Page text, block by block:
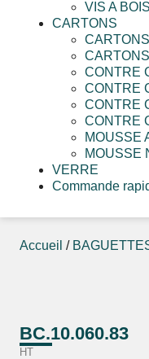
VIS A BOIS
CARTONS
CONTRE
CONTRE
CONTRE
CONTRE
MOUSSE
MOUSSE
VERRE
Commande
Accueil /
BC.10.060.83
HT